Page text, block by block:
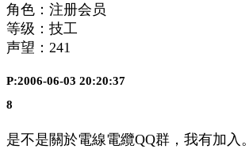
角色：注册会员
等级：技工
声望： 241
P:2006-06-03 20:20:37
8
是不是關於電線電纜QQ群，我有加入。